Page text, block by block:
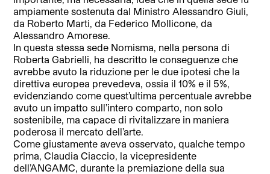
ampiamente sostenuta dal Ministro Alessandro Giuli,
da Roberto Marti, da Federico Mollicone, da
Alessandro Amorese.
In questa stessa sede Nomisma, nella persona di
Roberta Gabrielli, ha descritto le conseguenze che
avrebbe avuto la riduzione per le due ipotesi che la
direttiva europea prevedeva, ossia il 10% e il 5%,
evidenziando come quest’ultima percentuale avrebbe
avuto un impatto sull’intero comparto, non solo
sostenibile, ma capace di rivitalizzare in maniera
poderosa il mercato dell’arte.
Come giustamente aveva osservato, qualche tempo
prima, Claudia Ciaccio, la vicepresidente
dell’ANGAMC, durante la premiazione della sua